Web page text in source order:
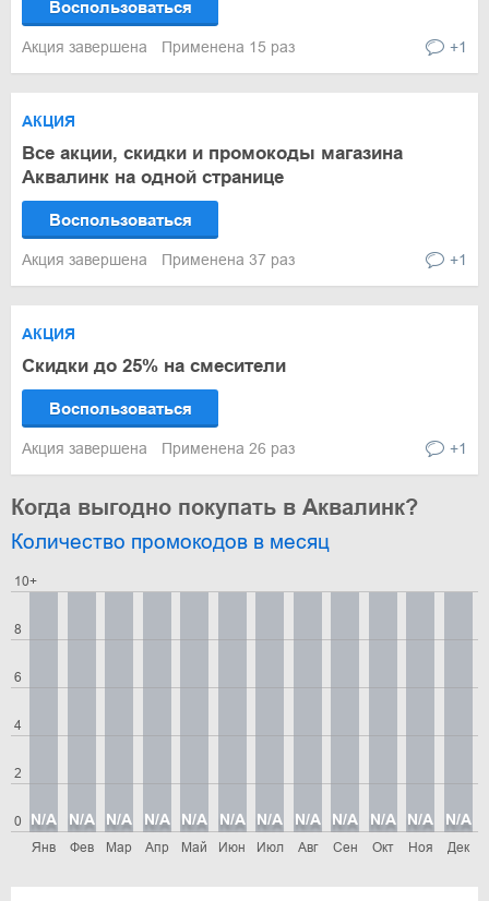
Воспользоваться
Акция завершена Применена 15 раз +1
АКЦИЯ
Все акции, скидки и промокоды магазина
Аквалинк на одной странице
Воспользоваться
Акция завершена Применена 37 раз +1
АКЦИЯ
Скидки до 25% на смесители
Воспользоваться
Акция завершена Применена 26 раз +1
Когда выгодно покупать в Аквалинк?
Количество промокодов в месяц
0
2
4
6
8
10+
Янв
N/A
Фев
N/A
Мар
N/A
Апр
N/A
Май
N/A
Июн
N/A
Июл
N/A
Авг
N/A
Сен
N/A
Окт
N/A
Ноя
N/A
Дек
N/A